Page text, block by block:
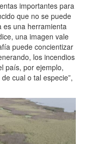
importantes para
que no se puede
es una herramienta
una imagen vale
puede concientizar
los incendios
país, por ejemplo,
cual o tal especie”,